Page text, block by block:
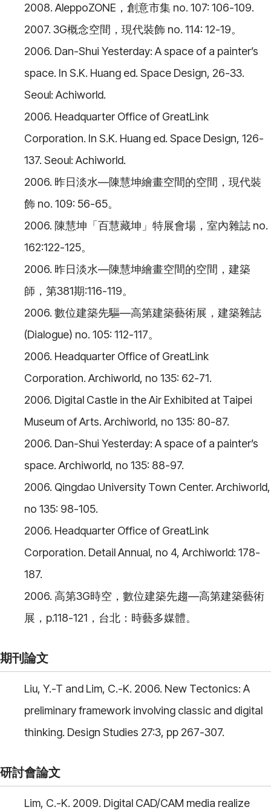
2008. AleppoZONE，創意市集 no. 107: 106-109.
2007. 3G概念空間，現代裝飾 no. 114: 12-19。
2006. Dan-Shui Yesterday: A space of a painter’s
space. In S.K. Huang ed. Space Design, 26-33.
Seoul: Achiworld.
2006. Headquarter Office of GreatLink
Corporation. In S.K. Huang ed. Space Design, 126-
137. Seoul: Achiworld.
2006. 昨日淡水—陳慧坤繪畫空間的空間，現代裝
飾 no. 109: 56-65。
2006. 陳慧坤「百慧藏坤」特展會場，室內雜誌 no.
162:122-125。
2006. 昨日淡水—陳慧坤繪畫空間的空間，建築
師，第381期:116-119。
2006. 數位建築先驅—高第建築藝術展，建築雜誌
(Dialogue) no. 105: 112-117。
2006. Headquarter Office of GreatLink
Corporation. Archiworld, no 135: 62-71.
2006. Digital Castle in the Air Exhibited at Taipei
Museum of Arts. Archiworld, no 135: 80-87.
2006. Dan-Shui Yesterday: A space of a painter’s
space. Archiworld, no 135: 88-97.
2006. Qingdao University Town Center. Archiworld,
no 135: 98-105.
2006. Headquarter Office of GreatLink
Corporation. Detail Annual, no 4, Archiworld: 178-
187.
2006. 高第3G時空，數位建築先趨—高第建築藝術
展，p.118-121，台北：時藝多媒體。
期刊論文
Liu, Y.-T and Lim, C.-K. 2006. New Tectonics: A
preliminary framework involving classic and digital
thinking. Design Studies 27:3, pp 267-307.
研討會論文
Lim, C.-K. 2009. Digital CAD/CAM media realize